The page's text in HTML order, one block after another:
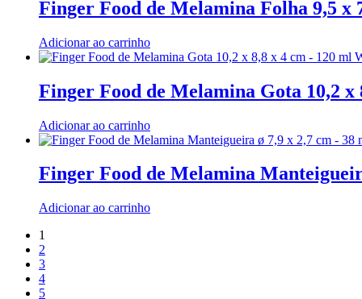
Finger Food de Melamina Folha 9,5 x
Adicionar ao carrinho
Finger Food de Melamina Gota 10,2
Adicionar ao carrinho
Finger Food de Melamina
Adicionar ao carrinho
1
2
3
4
5